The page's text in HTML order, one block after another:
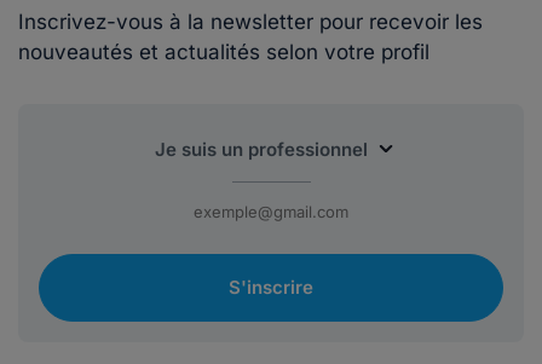
Inscrivez-vous à la newsletter pour recevoir les
nouveautés et actualités selon votre profil
S'inscrire